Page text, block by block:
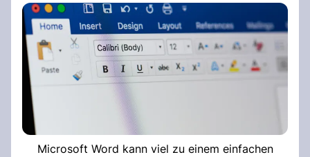
Microsoft Word kann viel zu einem einfachen